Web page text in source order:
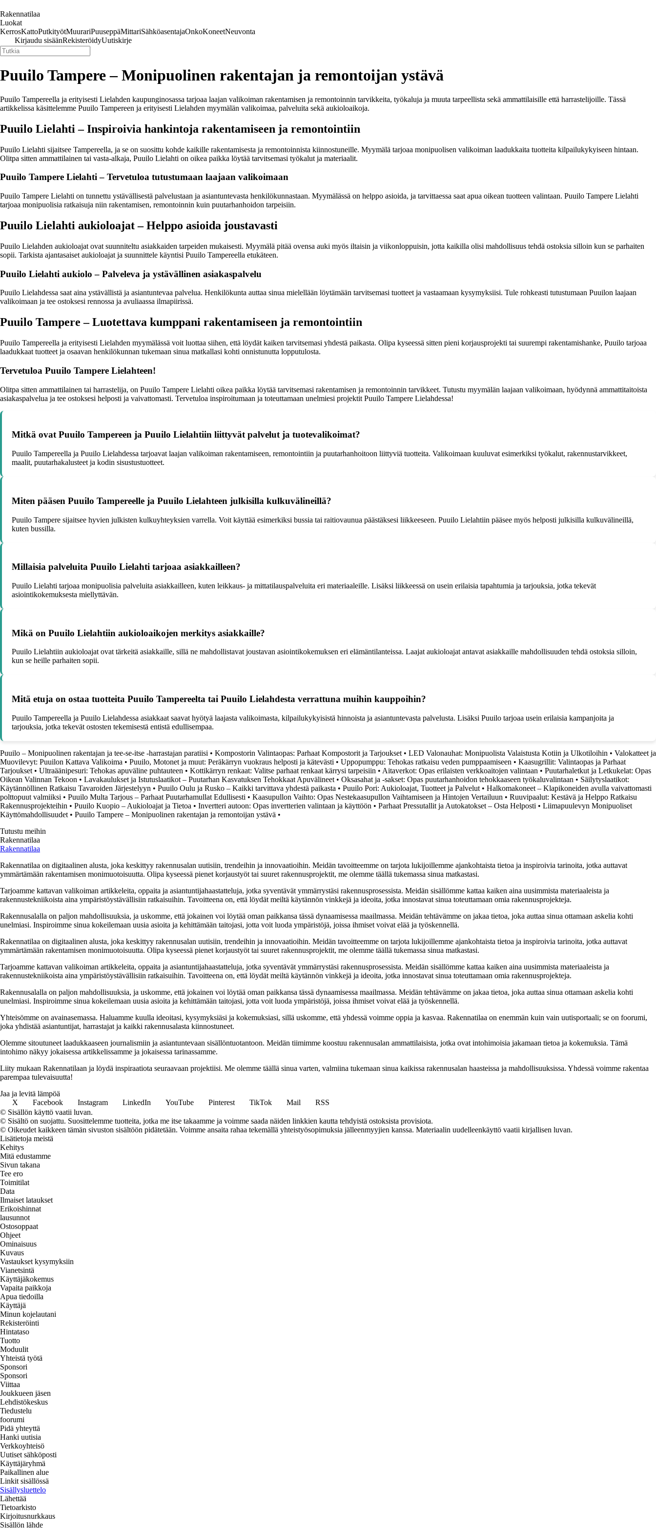
Rakennatilaa
Luokat
KerrosKattoPutkityötMuurariPuuseppäMittariSähköasentajaOnkoKoneetNeuvonta
Kirjaudu sisäänRekisteröidyUutiskirje
Puuilo Tampere – Monipuolinen rakentajan ja remontoijan ystävä
Puuilo Tampereella ja erityisesti Lielahden kaupunginosassa tarjoaa laajan valikoiman rakentamisen ja remontoinnin tarvikkeita, työkaluja ja muuta tarpeellista sekä ammattilaisille että harrastelijoille. Tässä
artikkelissa käsittelemme Puuilo Tampereen ja erityisesti Lielahden myymälän valikoimaa, palveluita sekä aukioloaikoja.
Puuilo Lielahti – Inspiroivia hankintoja rakentamiseen ja remontointiin
Puuilo Lielahti sijaitsee Tampereella, ja se on suosittu kohde kaikille rakentamisesta ja remontoinnista kiinnostuneille. Myymälä tarjoaa monipuolisen valikoiman laadukkaita tuotteita kilpailukykyiseen hintaan.
Olitpa sitten ammattilainen tai vasta-alkaja, Puuilo Lielahti on oikea paikka löytää tarvitsemasi työkalut ja materiaalit.
Puuilo Tampere Lielahti – Tervetuloa tutustumaan laajaan valikoimaan
Puuilo Tampere Lielahti on tunnettu ystävällisestä palvelustaan ja asiantuntevasta henkilökunnastaan. Myymälässä on helppo asioida, ja tarvittaessa saat apua oikean tuotteen valintaan. Puuilo Tampere Lielahti
tarjoaa monipuolisia ratkaisuja niin rakentamisen, remontoinnin kuin puutarhanhoidon tarpeisiin.
Puuilo Lielahti aukioloajat – Helppo asioida joustavasti
Puuilo Lielahden aukioloajat ovat suunniteltu asiakkaiden tarpeiden mukaisesti. Myymälä pitää ovensa auki myös iltaisin ja viikonloppuisin, jotta kaikilla olisi mahdollisuus tehdä ostoksia silloin kun se parhaiten
sopii. Tarkista ajantasaiset aukioloajat ja suunnittele käyntisi Puuilo Tampereella etukäteen.
Puuilo Lielahti aukiolo – Palveleva ja ystävällinen asiakaspalvelu
Puuilo Lielahdessa saat aina ystävällistä ja asiantuntevaa palvelua. Henkilökunta auttaa sinua mielellään löytämään tarvitsemasi tuotteet ja vastaamaan kysymyksiisi. Tule rohkeasti tutustumaan Puuilon laajaan
valikoimaan ja tee ostoksesi rennossa ja avuliaassa ilmapiirissä.
Puuilo Tampere – Luotettava kumppani rakentamiseen ja remontointiin
Puuilo Tampereella ja erityisesti Lielahden myymälässä voit luottaa siihen, että löydät kaiken tarvitsemasi yhdestä paikasta. Olipa kyseessä sitten pieni korjausprojekti tai suurempi rakentamishanke, Puuilo tarjoaa
laadukkaat tuotteet ja osaavan henkilökunnan tukemaan sinua matkallasi kohti onnistunutta lopputulosta.
Tervetuloa Puuilo Tampere Lielahteen!
Olitpa sitten ammattilainen tai harrastelija, on Puuilo Tampere Lielahti oikea paikka löytää tarvitsemasi rakentamisen ja remontoinnin tarvikkeet. Tutustu myymälän laajaan valikoimaan, hyödynnä ammattitaitoista
asiakaspalvelua ja tee ostoksesi helposti ja vaivattomasti. Tervetuloa inspiroitumaan ja toteuttamaan unelmiesi projektit Puuilo Tampere Lielahdessa!
Mitkä ovat Puuilo Tampereen ja Puuilo Lielahtiin liittyvät palvelut ja tuotevalikoimat?
Puuilo Tampereella ja Puuilo Lielahdessa tarjoavat laajan valikoiman rakentamiseen, remontointiin ja puutarhanhoitoon liittyviä tuotteita. Valikoimaan kuuluvat esimerkiksi työkalut, rakennustarvikkeet,
maalit, puutarhakalusteet ja kodin sisustustuotteet.
Miten pääsen Puuilo Tampereelle ja Puuilo Lielahteen julkisilla kulkuvälineillä?
Puuilo Tampere sijaitsee hyvien julkisten kulkuyhteyksien varrella. Voit käyttää esimerkiksi bussia tai raitiovaunua päästäksesi liikkeeseen. Puuilo Lielahtiin pääsee myös helposti julkisilla kulkuvälineillä,
kuten bussilla.
Millaisia palveluita Puuilo Lielahti tarjoaa asiakkailleen?
Puuilo Lielahti tarjoaa monipuolisia palveluita asiakkailleen, kuten leikkaus- ja mittatilauspalveluita eri materiaaleille. Lisäksi liikkeessä on usein erilaisia tapahtumia ja tarjouksia, jotka tekevät
asiointikokemuksesta miellyttävän.
Mikä on Puuilo Lielahtiin aukioloaikojen merkitys asiakkaille?
Puuilo Lielahtiin aukioloajat ovat tärkeitä asiakkaille, sillä ne mahdollistavat joustavan asiointikokemuksen eri elämäntilanteissa. Laajat aukioloajat antavat asiakkaille mahdollisuuden tehdä ostoksia silloin,
kun se heille parhaiten sopii.
Mitä etuja on ostaa tuotteita Puuilo Tampereelta tai Puuilo Lielahdesta verrattuna muihin kauppoihin?
Puuilo Tampereella ja Puuilo Lielahdessa asiakkaat saavat hyötyä laajasta valikoimasta, kilpailukykyisistä hinnoista ja asiantuntevasta palvelusta. Lisäksi Puuilo tarjoaa usein erilaisia kampanjoita ja
tarjouksia, jotka tekevät ostosten tekemisestä entistä edullisempaa.
Puuilo – Monipuolinen rakentajan ja tee-se-itse -harrastajan paratiisi • Kompostorin Valintaopas: Parhaat Kompostorit ja Tarjoukset • LED Valonauhat: Monipuolista Valaistusta Kotiin ja Ulkotiloihin • Valokatteet ja
Muovilevyt: Puuilon Kattava Valikoima • Puuilo, Motonet ja muut: Peräkärryn vuokraus helposti ja kätevästi • Uppopumppu: Tehokas ratkaisu veden pumppaamiseen • Kaasugrillit: Valintaopas ja Parhaat
Tarjoukset • Ultraäänipesuri: Tehokas apuväline puhtauteen • Kottikärryn renkaat: Valitse parhaat renkaat kärrysi tarpeisiin • Aitaverkot: Opas erilaisten verkkoaitojen valintaan • Puutarhaletkut ja Letkukelat: Opas
Oikean Valinnan Tekoon • Lavakaulukset ja Istutuslaatikot – Puutarhan Kasvatuksen Tehokkaat Apuvälineet • Oksasahat ja -sakset: Opas puutarhanhoidon tehokkaaseen työkaluvalintaan • Säilytyslaatikot:
Käytännöllinen Ratkaisu Tavaroiden Järjestelyyn • Puuilo Oulu ja Rusko – Kaikki tarvittava yhdestä paikasta • Puuilo Pori: Aukioloajat, Tuotteet ja Palvelut • Halkomakoneet – Klapikoneiden avulla vaivattomasti
polttopuut valmiiksi • Puuilo Multa Tarjous – Parhaat Puutarhamullat Edullisesti • Kaasupullon Vaihto: Opas Nestekaasupullon Vaihtamiseen ja Hintojen Vertailuun • Ruuvipaalut: Kestävä ja Helppo Ratkaisu
Rakennusprojekteihin • Puuilo Kuopio – Aukioloajat ja Tietoa • Invertteri autoon: Opas invertterien valintaan ja käyttöön • Parhaat Pressutallit ja Autokatokset – Osta Helposti • Liimapuulevyn Monipuoliset
Käyttömahdollisuudet • Puuilo Tampere – Monipuolinen rakentajan ja remontoijan ystävä •
Tutustu meihin
Rakennatilaa
Rakennatilaa
Rakennatilaa on digitaalinen alusta, joka keskittyy rakennusalan uutisiin, trendeihin ja innovaatioihin. Meidän tavoitteemme on tarjota lukijoillemme ajankohtaista tietoa ja inspiroivia tarinoita, jotka auttavat
ymmärtämään rakentamisen monimuotoisuutta. Olipa kyseessä pienet korjaustyöt tai suuret rakennusprojektit, me olemme täällä tukemassa sinua matkastasi.
Tarjoamme kattavan valikoiman artikkeleita, oppaita ja asiantuntijahaastatteluja, jotka syventävät ymmärrystäsi rakennusprosessista. Meidän sisällömme kattaa kaiken aina uusimmista materiaaleista ja
rakennustekniikoista aina ympäristöystävällisiin ratkaisuihin. Tavoitteena on, että löydät meiltä käytännön vinkkejä ja ideoita, jotka innostavat sinua toteuttamaan omia rakennusprojekteja.
Rakennusalalla on paljon mahdollisuuksia, ja uskomme, että jokainen voi löytää oman paikkansa tässä dynaamisessa maailmassa. Meidän tehtävämme on jakaa tietoa, joka auttaa sinua ottamaan askelia kohti
unelmiasi. Inspiroimme sinua kokeilemaan uusia asioita ja kehittämään taitojasi, jotta voit luoda ympäristöjä, joissa ihmiset voivat elää ja työskennellä.
Rakennatilaa on digitaalinen alusta, joka keskittyy rakennusalan uutisiin, trendeihin ja innovaatioihin. Meidän tavoitteemme on tarjota lukijoillemme ajankohtaista tietoa ja inspiroivia tarinoita, jotka auttavat
ymmärtämään rakentamisen monimuotoisuutta. Olipa kyseessä pienet korjaustyöt tai suuret rakennusprojektit, me olemme täällä tukemassa sinua matkastasi.
Tarjoamme kattavan valikoiman artikkeleita, oppaita ja asiantuntijahaastatteluja, jotka syventävät ymmärrystäsi rakennusprosessista. Meidän sisällömme kattaa kaiken aina uusimmista materiaaleista ja
rakennustekniikoista aina ympäristöystävällisiin ratkaisuihin. Tavoitteena on, että löydät meiltä käytännön vinkkejä ja ideoita, jotka innostavat sinua toteuttamaan omia rakennusprojekteja.
Rakennusalalla on paljon mahdollisuuksia, ja uskomme, että jokainen voi löytää oman paikkansa tässä dynaamisessa maailmassa. Meidän tehtävämme on jakaa tietoa, joka auttaa sinua ottamaan askelia kohti
unelmiasi. Inspiroimme sinua kokeilemaan uusia asioita ja kehittämään taitojasi, jotta voit luoda ympäristöjä, joissa ihmiset voivat elää ja työskennellä.
Yhteisömme on avainasemassa. Haluamme kuulla ideoitasi, kysymyksiäsi ja kokemuksiasi, sillä uskomme, että yhdessä voimme oppia ja kasvaa. Rakennatilaa on enemmän kuin vain uutisportaali; se on foorumi,
joka yhdistää asiantuntijat, harrastajat ja kaikki rakennusalasta kiinnostuneet.
Olemme sitoutuneet laadukkaaseen journalismiin ja asiantuntevaan sisällöntuotantoon. Meidän tiimimme koostuu rakennusalan ammattilaisista, jotka ovat intohimoisia jakamaan tietoa ja kokemuksia. Tämä
intohimo näkyy jokaisessa artikkelissamme ja jokaisessa tarinassamme.
Liity mukaan Rakennatilaan ja löydä inspiraatiota seuraavaan projektiisi. Me olemme täällä sinua varten, valmiina tukemaan sinua kaikissa rakennusalan haasteissa ja mahdollisuuksissa. Yhdessä voimme rakentaa
parempaa tulevaisuutta!
Jaa ja levitä lämpöä
X
Facebook Instagram LinkedIn YouTube Pinterest TikTok Mail
RSS
© Sisällön käyttö vaatii luvan.
© Sisältö on suojattu. Suosittelemme tuotteita, jotka me itse takaamme ja voimme saada näiden linkkien kautta tehdyistä ostoksista provisiota.
© Oikeudet kaikkeen tämän sivuston sisältöön pidätetään. Voimme ansaita rahaa tekemällä yhteistyösopimuksia jälleenmyyjien kanssa. Materiaalin uudelleenkäyttö vaatii kirjallisen luvan.
Lisätietoja meistä
Kehitys
Mitä edustamme
Sivun takana
Tee ero
Toimitilat
Data
Ilmaiset lataukset
Erikoishinnat
lausunnot
Ostosoppaat
Ohjeet
Ominaisuus
Kuvaus
Vastaukset kysymyksiin
Vianetsintä
Käyttäjäkokemus
Vapaita paikkoja
Apua tiedoilla
Käyttäjä
Minun kojelautani
Rekisteröinti
Hintataso
Tuotto
Moduulit
Yhteistä työtä
Sponsori
Sponsori
Viittaa
Joukkueen jäsen
Lehdistökeskus
Tiedustelu
foorumi
Pidä yhteyttä
Hanki uutisia
Verkkoyhteisö
Uutiset sähköposti
Käyttäjäryhmä
Paikallinen alue
Linkit sisällössä
Sisällysluettelo
Lähettää
Tietoarkisto
Kirjoitusnurkkaus
Sisällön lähde